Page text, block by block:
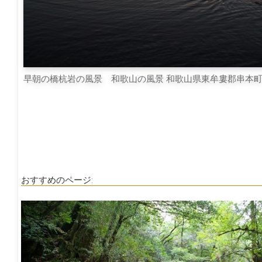
早朝の橋杭岩の風景 和歌山の風景 和歌山県東牟婁郡串本
おすすめのページ: